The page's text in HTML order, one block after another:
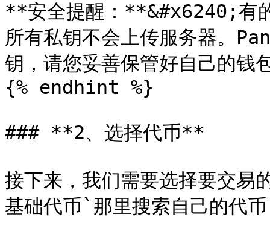
**安全提醒：**&#x6240;有
所有私钥不会上传服务器。
钥，请您妥善保管好自己的钱
{% endhint %}
### **2、选择代币**
接下来，我们需要选择要交易
基础代币`那里搜索自己的代币